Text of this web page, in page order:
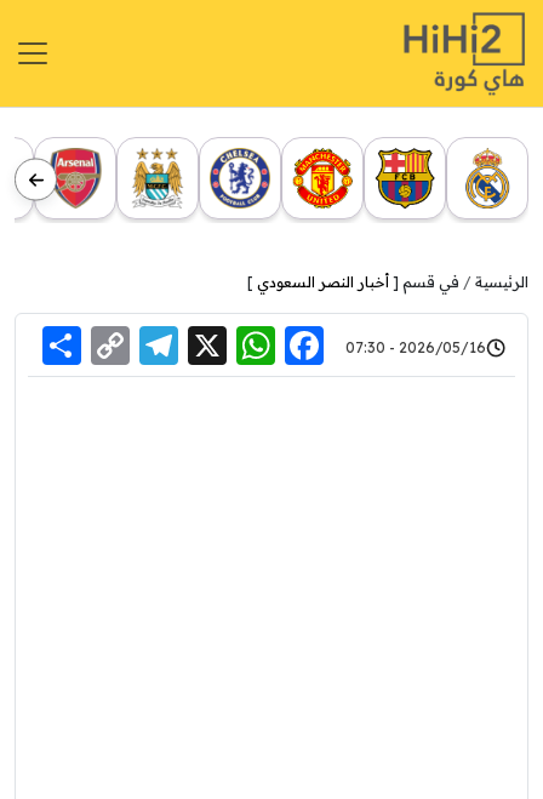
الرئيسية في قسم [ أخبار النصر السعودي ]
2026/05/16 - 07:30
Facebook
WhatsApp
X
Link